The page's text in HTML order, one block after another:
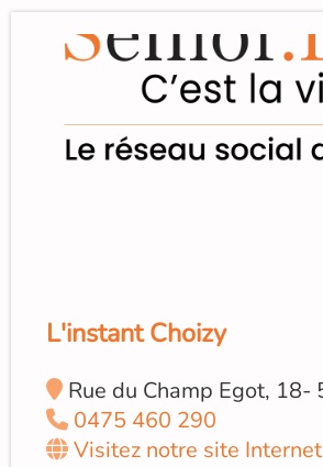
L'instant Choizy
Rue du Champ Egot, 18-
0475 460 290
Visitez notre site Internet